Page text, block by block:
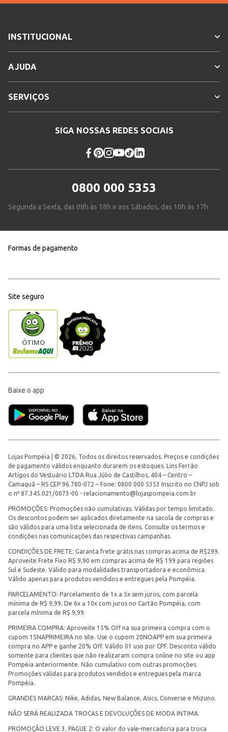
INSTITUCIONAL
AJUDA
SERVIÇOS
SIGA NOSSAS REDES SOCIAIS
0800 000 5353
Segunda a Sexta, das 08h às 18h e aos Sábados, das 10h às 17h
Formas de pagamento
Site seguro
Baixe o app
Lojas Pompéia | © 2026, Todos os direitos reservados. Preços e condições
de pagamento válidos enquanto durarem os estoques. Lins Ferrão
Artigos do Vestuário LTDA Rua Júlio de Castilhos, 404 – Centro –
Camaquã – RS CEP 96.780-072 – Fone: 0800 000 5353 Inscrito no CNPJ sob
o nº 87.345.021/0073-00 - relacionamento@lojaspompeia.com.br
PROMOÇÕES: Promoções não cumulativas. Válidas por tempo limitado.
Os descontos podem ser aplicados diretamente na sacola de compras e
são válidos para uma lista selecionada de itens. Consulte os termos e
condições nas comunicações das respectivas campanhas.
CONDIÇÕES DE FRETE: Garanta frete grátis nas compras acima de R$299.
Aproveite Frete Fixo R$ 9,90 em compras acima de R$ 199 para regiões
Sul e Sudeste. Válido para modalidades transportadora e econômica.
Válido apenas para produtos vendidos e entregues pela Pompéia.
PARCELAMENTO: Parcelamento de 1x a 5x sem juros, com parcela
mínima de R$ 9,99. De 6x a 10x com juros no Cartão Pompéia, com
parcela mínima de R$ 9,99.
PRIMEIRA COMPRA: Aproveite 15% Off na sua primeira compra com o
cupom 15NAPRIMEIRA no site. Use o cupom 20NOAPP em sua primeira
compra no APP e ganhe 20% Off. Válido 01 uso por CPF. Desconto válido
somente para clientes que não realizaram compra online no site ou app
Pompéia anteriormente. Não cumulativo com outras promoções.
Promoções válidas para produtos vendidos e entregues pela marca
Pompéia.
GRANDES MARCAS: Nike, Adidas, New Balance, Asics, Converse e Mizuno.
NÃO SERÁ REALIZADA TROCAS E DEVOLUÇÕES DE MODA INTIMA.
PROMOÇÃO LEVE 3, PAGUE 2: O valor do vale-mercadoria para troca